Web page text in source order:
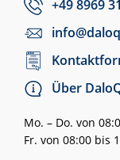
+49 8969
Über
Mo. – Do. von
Fr. von 08:00 bis